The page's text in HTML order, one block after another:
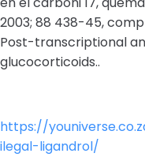
2003; 88 438-45,
Post-transcriptional
glucocorticoids..
https://
ilegal-ligandrol/